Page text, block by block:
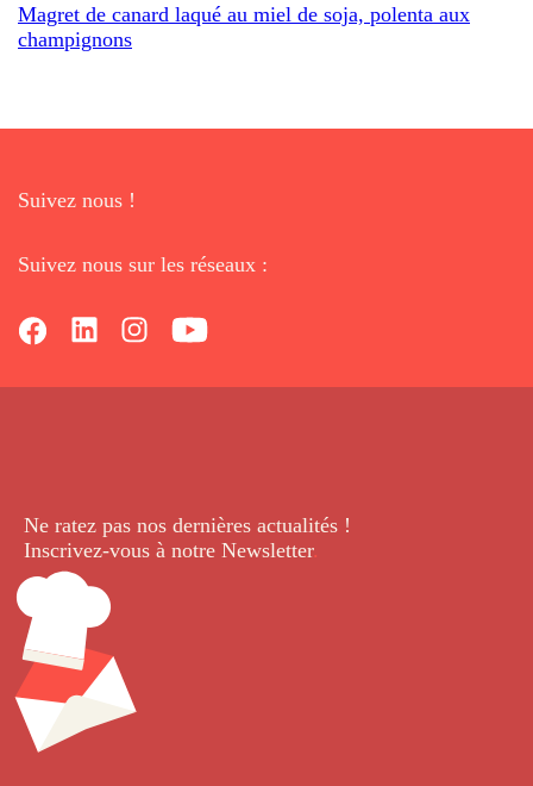
Magret de canard laqué au miel de soja, polenta aux
champignons
Suivez nous !
Suivez nous sur les réseaux :
Ne ratez pas nos dernières actualités !
Inscrivez-vous à notre Newsletter.